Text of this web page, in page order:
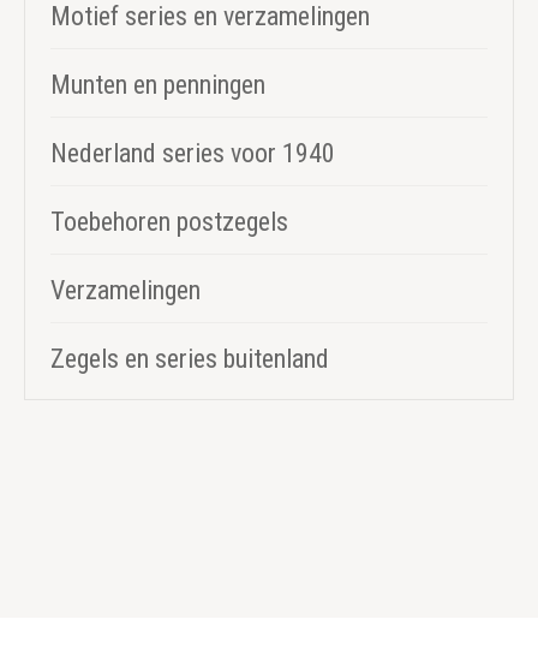
Motief series en verzamelingen
Munten en penningen
Nederland series voor 1940
Toebehoren postzegels
Verzamelingen
Zegels en series buitenland